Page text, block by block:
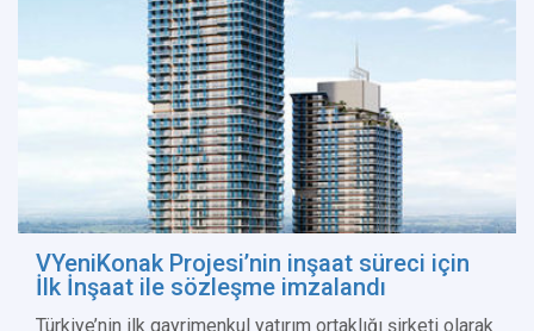
VYeniKonak Projesi’nin inşaat süreci için
İlk İnşaat ile sözleşme imzalandı
Türkiye’nin ilk gayrimenkul yatırım ortaklığı şirketi olarak